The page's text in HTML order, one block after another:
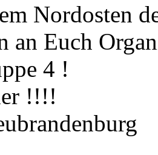
Nordosten
an Euch
4 !
!!!!